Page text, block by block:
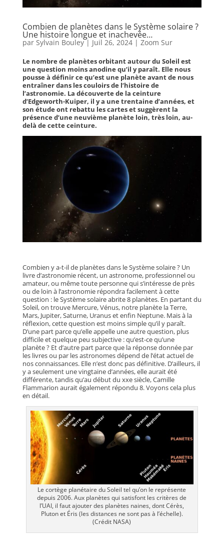
Combien de planètes dans le Système solaire ?
Une histoire longue et inachevée…
par Sylvain Bouley| Juil 26, 2024| Zoom Sur
Le nombre de planètes orbitant autour du Soleil est
une question moins anodine qu’il y paraît. Elle nous
pousse à définir ce qu’est une planète avant de nous
entraîner dans les couloirs de l’histoire de
l’astronomie. La découverte de la ceinture
d’Edgeworth-Kuiper, il y a une trentaine d’années, et
son étude ont rebattu les cartes et suggèrent la
présence d’une neuvième planète loin, très loin, au-
delà de cette ceinture.
Combien y a-t-il de planètes dans le Système solaire ? Un
livre d’astronomie récent, un astronome, professionnel ou
amateur, ou même toute personne qui s’intéresse de près
ou de loin à l’astronomie répondra facilement à cette
question : le Système solaire abrite 8 planètes. En partant du
Soleil, on trouve Mercure, Vénus, notre planète la Terre,
Mars, Jupiter, Saturne, Uranus et enfin Neptune. Mais à la
réflexion, cette question est moins simple qu’il y paraît.
D’une part parce qu’elle appelle une autre question, plus
difficile et quelque peu subjective : qu’est-ce qu’une
planète ? Et d’autre part parce que la réponse donnée par
les livres ou par les astronomes dépend de l’état actuel de
nos connaissances. Elle n’est donc pas définitive. D’ailleurs, il
y a seulement une vingtaine d’années, elle aurait été
différente, tandis qu’au début du xxe siècle, Camille
Flammarion aurait également répondu 8. Voyons cela plus
en détail.
Le cortège planétaire du Soleil tel qu’on le représente
depuis 2006. Aux planètes qui satisfont les critères de
l’UAI, il faut ajouter des planètes naines, dont Cérès,
Pluton et Éris (les distances ne sont pas à l’échelle).
(Crédit NASA)